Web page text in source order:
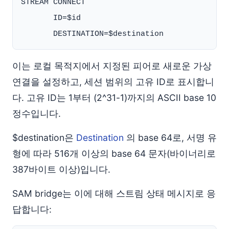
STREAM CONNECT
       ID=$id
이는 로컬 목적지에서 지정된 피어로 새로운 가상
연결을 설정하고, 세션 범위의 고유 ID로 표시합니
다. 고유 ID는 1부터 (2^31-1)까지의 ASCII base 10
정수입니다.
$destination은 Destination 의 base 64로, 서명 유
형에 따라 516개 이상의 base 64 문자(바이너리로
387바이트 이상)입니다.
SAM bridge는 이에 대해 스트림 상태 메시지로 응
답합니다: